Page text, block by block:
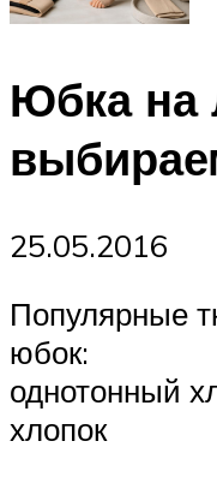
Юбка на
25.05.2016
Популярные
юбок:
однотонный
хлопок